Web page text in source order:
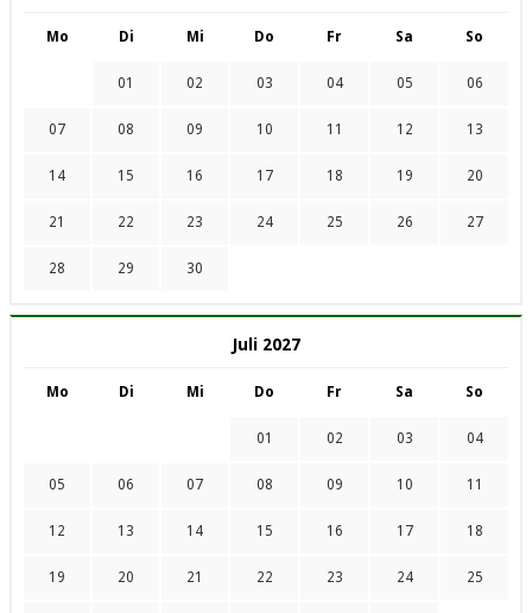
Mo Di Mi Do Fr Sa So
01 02 03 04 05 06
07 08 09 10 11 12 13
14 15 16 17 18 19 20
21 22 23 24 25 26 27
28 29 30
Juli 2027
Mo Di Mi Do Fr Sa So
01 02 03 04
05 06 07 08 09 10 11
12 13 14 15 16 17 18
19 20 21 22 23 24 25